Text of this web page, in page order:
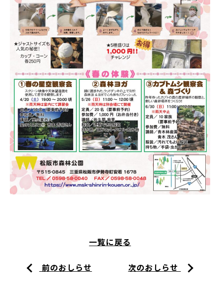
前のおしらせ
一覧に戻る
次のおしらせ